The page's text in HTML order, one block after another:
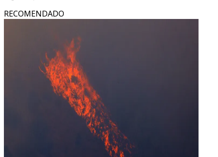
RECOMENDADO